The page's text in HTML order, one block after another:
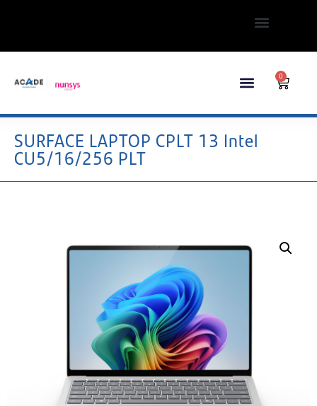
0
SURFACE LAPTOP CPLT 13 Intel
CU5/16/256 PLT